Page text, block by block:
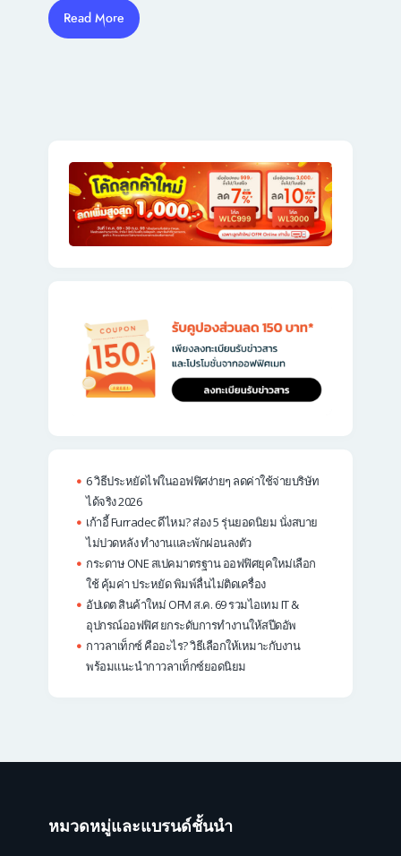
Read More
6 วิธีประหยัดไฟในออฟฟิศง่ายๆ ลดค่าใช้จ่ายบริษัท
ได้จริง 2026
เก้าอี้ Furradec ดีไหม? ส่อง 5 รุ่นยอดนิยม นั่งสบาย
ไม่ปวดหลัง ทำงานและพักผ่อนลงตัว
กระดาษ ONE สเปคมาตรฐาน ออฟฟิศยุคใหม่เลือก
ใช้ คุ้มค่า ประหยัด พิมพ์ลื่นไม่ติดเครื่อง
อัปเดต สินค้าใหม่ OFM ส.ค. 69 รวมไอเทม IT &
อุปกรณ์ออฟฟิศ ยกระดับการทำงานให้สปีดอัพ
กาวลาเท็กซ์ คืออะไร? วิธีเลือกให้เหมาะกับงาน
พร้อมแนะนำกาวลาเท็กซ์ยอดนิยม
หมวดหมู่และแบรนด์ชั้นนำ